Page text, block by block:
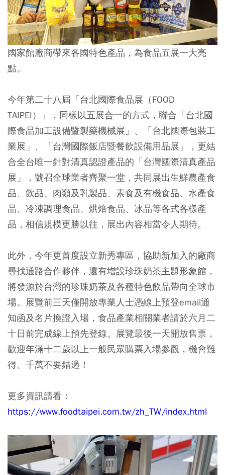
國家館廠商帶來各國特色產品，為食品五展一大亮
點。
今年第二十八屆「台北國際食品展（FOOD
TAIPEI）」，同樣以五展合一的方式，聯合「台北國
際食品加工設備暨製藥機械展」、「台北國際包裝工
業展」、「台灣國際飯店暨餐飲設備用品展」，更結
合全台唯一針對清真認證產品的「台灣國際清真產品
展」，號召全球業者齊聚一堂，共同展出生鮮農產食
品、飲品、肉類及乳製品、素食及有機食品、水產食
品、冷凍調理食品、烘焙食品、冰品等各式各樣產
品，相信規模更勝以往，展出內容相當令人期待。
此外，今年更首度設立新秀專區，協助新加入的廠商
尋找通路合作夥伴，還有增設珍珠奶茶主題形象館，
將發源於台灣的珍珠奶茶及各種特色飲品帶向全球市
場。展覽前三天僅開放專業人士憑線上預登email通
知函及名片換證入場，食品產業相關業者請於六月二
十日前完成線上預先登錄。展覽最後一天開放售票，
歡迎年滿十二歲以上一般民眾購票入場參觀，機會難
得、千萬不要錯過！
更多資訊請看：
https://www.foodtaipei.com.tw/zh_TW/index.html